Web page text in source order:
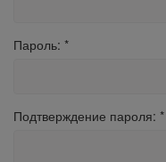
Пароль: *
Подтверждение пароля: *